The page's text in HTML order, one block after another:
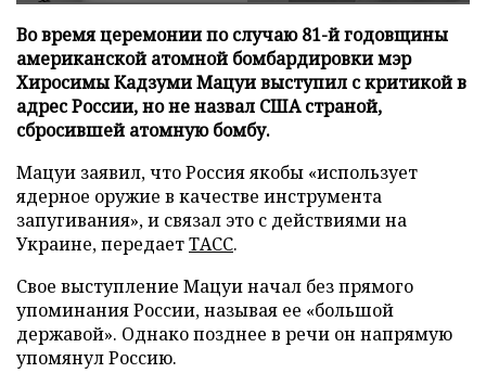
Во время церемонии по случаю 81-й годовщины
американской атомной бомбардировки мэр
Хиросимы Кадзуми Мацуи выступил с критикой в
адрес России, но не назвал США страной,
сбросившей атомную бомбу.
Мацуи заявил, что Россия якобы «использует
ядерное оружие в качестве инструмента
запугивания», и связал это с действиями на
Украине, передаетТАСС.
Свое выступление Мацуи начал без прямого
упоминания России, называя ее «большой
державой». Однако позднее в речи он напрямую
упомянул Россию.